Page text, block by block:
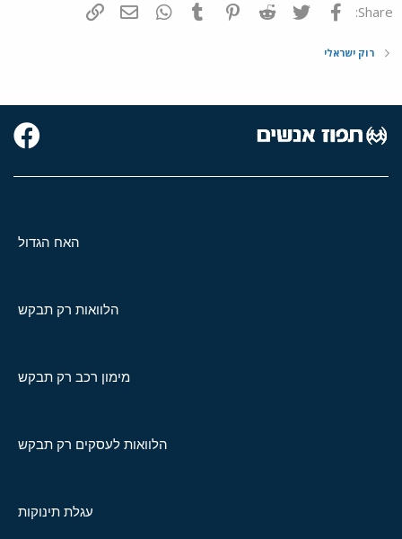
Share: פייסבוק Twitter
Reddit
Pinterest
Tumblr
WhatsAppדואר אלקטרוני
רוק ישראלי
האח הגדול
הלוואות רק תבקש
מימון רכב רק תבקש
הלוואות לעסקים רק תבקש
עגלת תינוקות